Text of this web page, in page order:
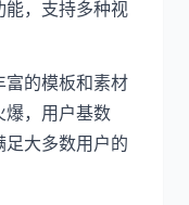
能，支持多种视
富的模板和素材
爆，用户基数
大多数用户的